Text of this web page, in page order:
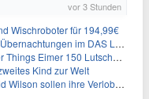
vor 3 Stunden
Wischroboter für 194,99€
Sports Resort inkl. HP + Wellness ab 174€ p.P.
Eimer 150 Lutscher für 21,95€
Kind zur Welt
sollen ihre Verlobung gelöst haben